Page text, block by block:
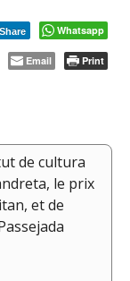
Share Whatsapp
Email Print
de cultura
le prix
et de